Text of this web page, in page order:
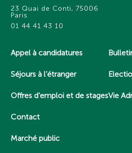
23 Quai de Conti, 75006
Paris
01 44 41 43 10
Appel à candidatures
Séjours à l’étranger
Offres d’emploi et de stages
Contact
Marché public
Vie